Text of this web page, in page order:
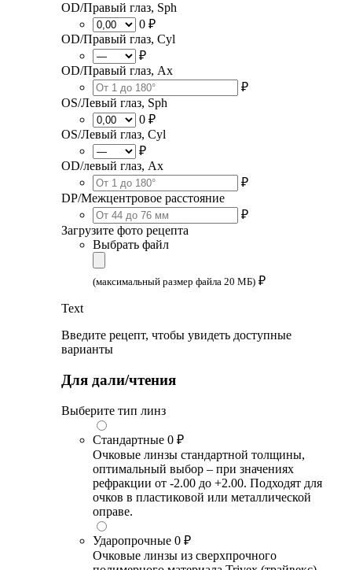
OD/Правый глаз, Sph
0 ₽
OD/Правый глаз, Cyl
₽
OD/Правый глаз, Ax
₽
OS/Левый глаз, Sph
0 ₽
OS/Левый глаз, Cyl
₽
OD/левый глаз, Ax
₽
DP/Межцентровое расстояние
₽
Загрузите фото рецепта
Выбрать файл
(максимальный размер файла 20 МБ) ₽
Text
Введите рецепт, чтобы увидеть доступные
варианты
Для дали/чтения
Выберите тип линз
Стандартные 0 ₽
Очковые линзы стандартной толщины,
оптимальный выбор – при значениях
рефракции от -2.00 до +2.00. Подходят для
очков в пластиковой или металлической
оправе.
Ударопрочные 0 ₽
Очковые линзы из сверхпрочного